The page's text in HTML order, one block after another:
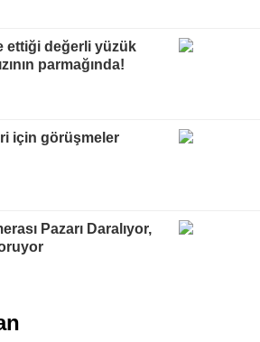
ettiği değerli yüzük
parmağında!
için görüşmeler
Pazarı Daralıyor,